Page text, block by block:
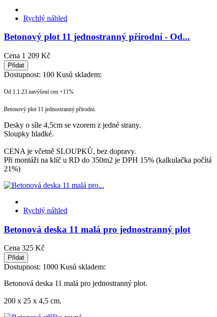
Rychlý náhled
Betonový plot 11 jednostranný přírodní - Od...
Cena 1 209 Kč
Přidat
Dostupnost: 100 Kusů skladem:
Od 1.1.23 navýšení cen +11%
Betonový plot 11 jednostranný přírodní.
Desky o síle 4,5cm se vzorem z jedné strany.
Sloupky hladké.
CENA je včetně SLOUPKŮ, bez dopravy.
Při montáži na klíč u RD do 350m2 je DPH 15% (kalkulačka počítá
21%)
Rychlý náhled
Betonová deska 11 malá pro jednostranný plot
Cena 325 Kč
Přidat
Dostupnost: 1000 Kusů skladem:
Betonová deska 11 malá pro jednostranný plot.
200 x 25 x 4,5 cm.